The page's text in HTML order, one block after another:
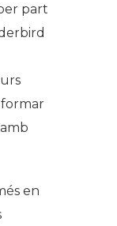
part
formar
en